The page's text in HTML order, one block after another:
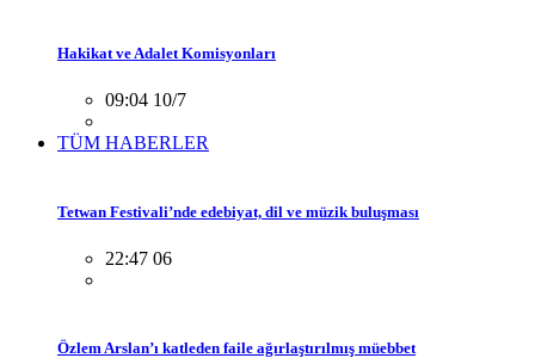
Hakikat ve Adalet Komisyonları
09:04 10/7
TÜM HABERLER
Tetwan Festivali’nde edebiyat, dil ve müzik buluşması
22:47 06
Özlem Arslan’ı katleden faile ağırlaştırılmış müebbet